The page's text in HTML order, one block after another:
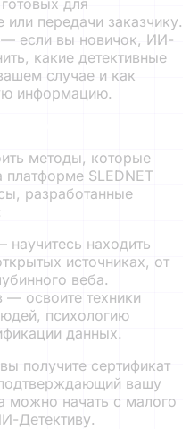
или передачи заказчику.
если вы новичок, ИИ-
какие детективные
случае и как
информацию.
методы, которые
SLEDNET
разработанные
научитесь находить
источниках, от
веба.
— освоите техники
психологию
данных.
получите сертификат
вашу
можно начать с малого
Детективу.